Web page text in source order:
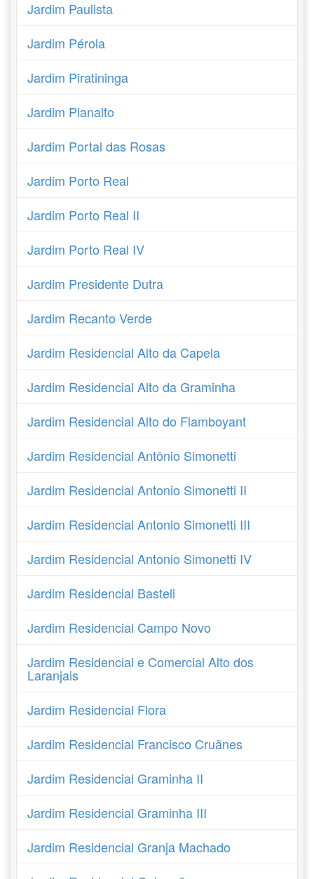
Jardim Paulista
Jardim Pérola
Jardim Piratininga
Jardim Planalto
Jardim Portal das Rosas
Jardim Porto Real
Jardim Porto Real II
Jardim Porto Real IV
Jardim Presidente Dutra
Jardim Recanto Verde
Jardim Residencial Alto da Capela
Jardim Residencial Alto da Graminha
Jardim Residencial Alto do Flamboyant
Jardim Residencial Antônio Simonetti
Jardim Residencial Antonio Simonetti II
Jardim Residencial Antonio Simonetti III
Jardim Residencial Antonio Simonetti IV
Jardim Residencial Basteli
Jardim Residencial Campo Novo
Jardim Residencial e Comercial Alto dos
Laranjais
Jardim Residencial Flora
Jardim Residencial Francisco Cruãnes
Jardim Residencial Graminha II
Jardim Residencial Graminha III
Jardim Residencial Granja Machado